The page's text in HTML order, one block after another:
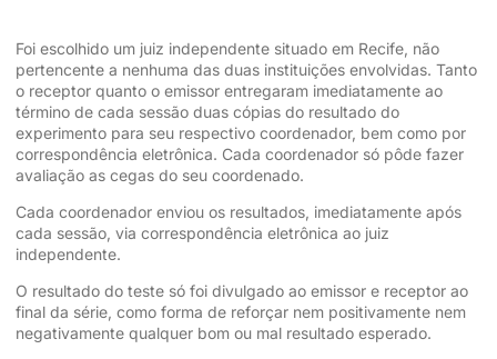
Foi escolhido um juiz independente situado em Recife, não
pertencente a nenhuma das duas instituições envolvidas. Tanto
o receptor quanto o emissor entregaram imediatamente ao
término de cada sessão duas cópias do resultado do
experimento para seu respectivo coordenador, bem como por
correspondência eletrônica. Cada coordenador só pôde fazer
avaliação as cegas do seu coordenado.
Cada coordenador enviou os resultados, imediatamente após
cada sessão, via correspondência eletrônica ao juiz
independente.
O resultado do teste só foi divulgado ao emissor e receptor ao
final da série, como forma de reforçar nem positivamente nem
negativamente qualquer bom ou mal resultado esperado.